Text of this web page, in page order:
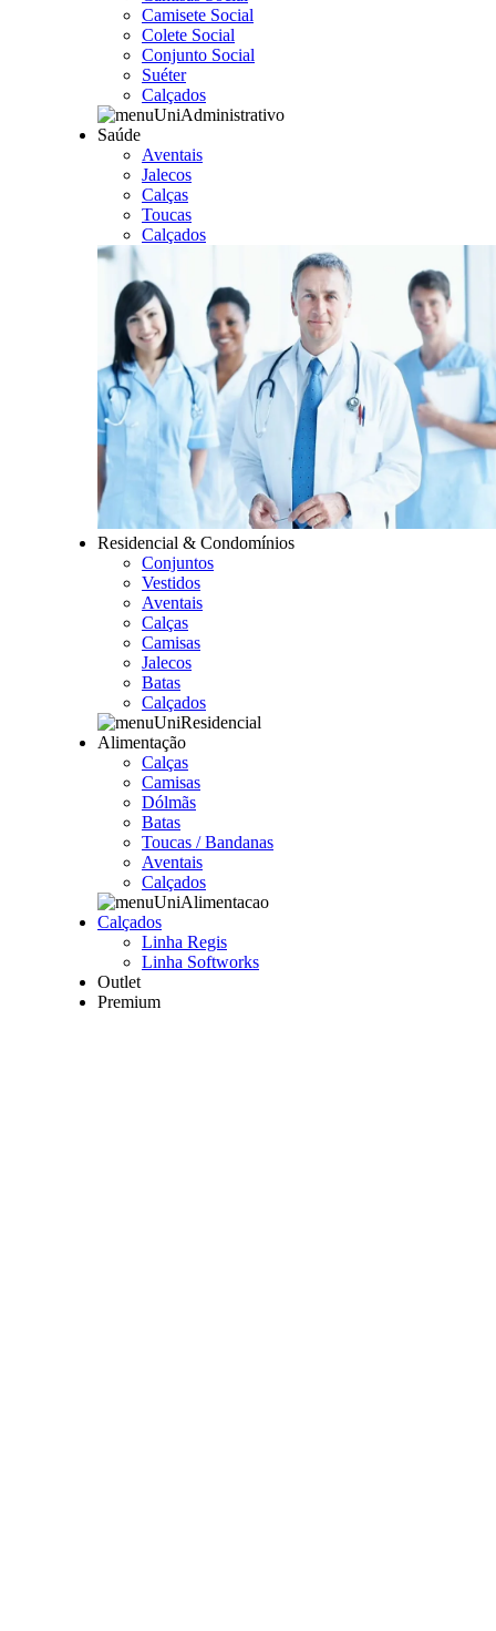
Camisete Social
Colete Social
Conjunto Social
Suéter
Calçados
Saúde
Aventais
Jalecos
Calças
Toucas
Calçados
Residencial & Condomínios
Conjuntos
Vestidos
Aventais
Calças
Camisas
Jalecos
Batas
Calçados
Alimentação
Calças
Camisas
Dólmãs
Batas
Toucas / Bandanas
Aventais
Calçados
Calçados
Linha Regis
Linha Softworks
Outlet
Premium